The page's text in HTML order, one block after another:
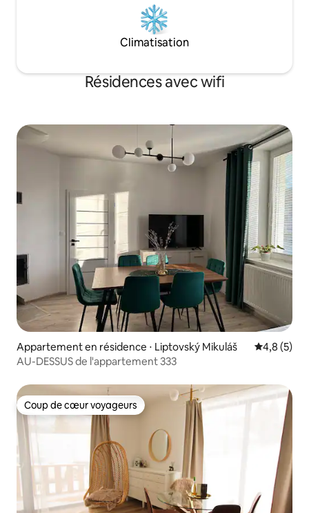
Climatisation
Résidences avec wifi
Appartement en résidence ⋅ Liptovský Mikuláš Évaluation
4,8 (5)
AU-DESSUS de l'appartement 333
Coup de cœur voyageurs
Coup de cœur voyageurs